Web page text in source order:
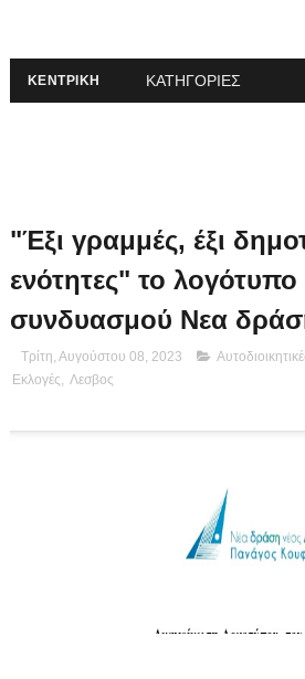
ΚΕΝΤΡΙΚΗ
"Έξι γραμμές, έξι
ενότητες" το λογότυπο
συνδυασμού Νεα
Τρίτη, Αυγούστου 08, 2023
Εκλογές
Λεσβος